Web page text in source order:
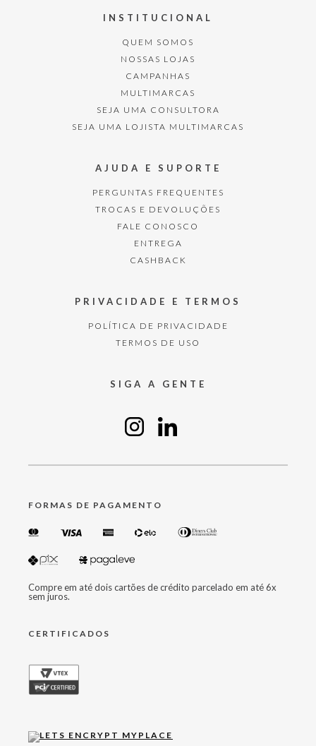
INSTITUCIONAL
QUEM SOMOS
NOSSAS LOJAS
CAMPANHAS
MULTIMARCAS
SEJA UMA CONSULTORA
SEJA UMA LOJISTA MULTIMARCAS
AJUDA E SUPORTE
PERGUNTAS FREQUENTES
TROCAS E DEVOLUÇÕES
FALE CONOSCO
ENTREGA
CASHBACK
PRIVACIDADE E TERMOS
POLÍTICA DE PRIVACIDADE
TERMOS DE USO
SIGA A GENTE
FORMAS DE PAGAMENTO
Compre em até dois cartões de crédito parcelado em até 6x
sem juros.
CERTIFICADOS